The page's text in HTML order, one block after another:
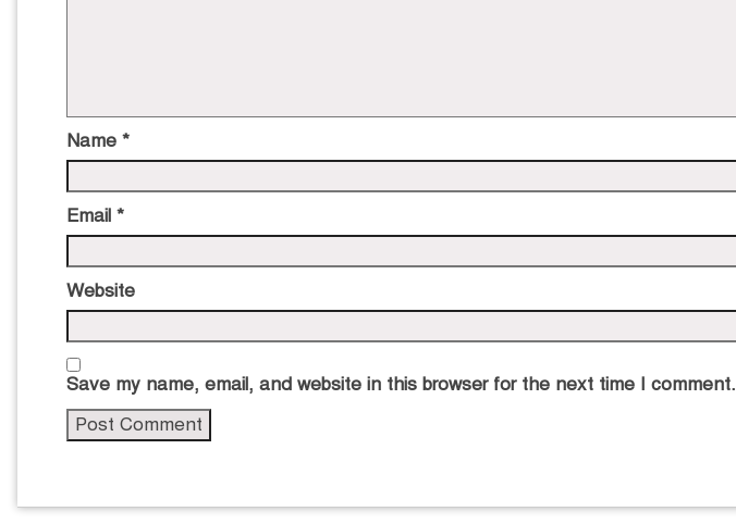
Name *
Email *
Website
Save my name, email, and website in this browser for the next time I comment.